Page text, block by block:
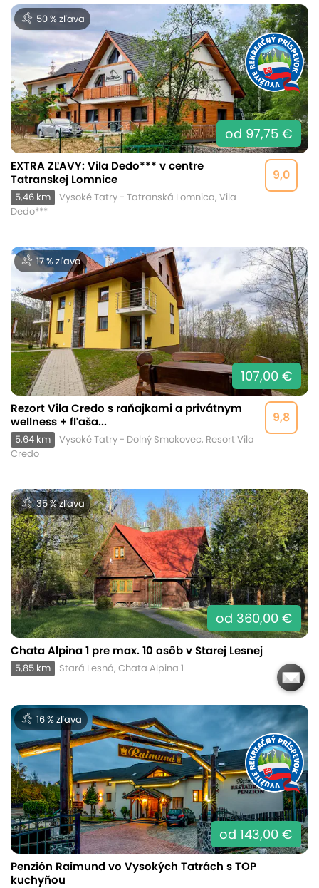
50 % zľava
od 97,75 €
9,0
EXTRA ZĽAVY: Vila Dedo*** v centre
Tatranskej Lomnice
5,46 km
Vysoké Tatry - Tatranská Lomnica, Vila
Dedo***
17 % zľava
107,00 €
9,8
Rezort Vila Credo s raňajkami a privátnym
wellness + fľaša...
5,64 km
Vysoké Tatry - Dolný Smokovec, Resort Vila
Credo
35 % zľava
od 360,00 €
Chata Alpina 1 pre max. 10 osôb v Starej Lesnej
5,85 km Stará Lesná, Chata Alpina 1
16 % zľava
od 143,00 €
Penzión Raimund vo Vysokých Tatrách s TOP
kuchyňou